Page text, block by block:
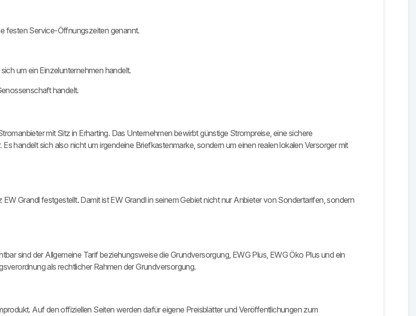
festen Service-Öffnungszeiten genannt.
um ein Einzelunternehmen handelt.
handelt.
mit Sitz in Erharting. Das Unternehmen bewirbt günstige Strompreise, eine sichere
handelt sich also nicht um irgendeine Briefkastenmarke, sondern um einen realen lokalen Versorger mit
Grandl festgestellt. Damit ist EW Grandl in seinem Gebiet nicht nur Anbieter von Sondertarifen, sondern
sind der Allgemeine Tarif beziehungsweise die Grundversorgung, EWG Plus, EWG Öko Plus und ein
als rechtlicher Rahmen der Grundversorgung.
Auf den offiziellen Seiten werden dafür eigene Preisblätter und Veröffentlichungen zum